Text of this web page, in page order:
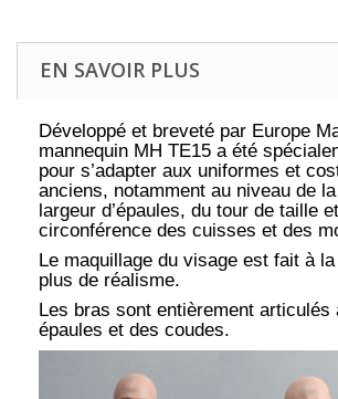
EN SAVOIR PLUS
Développé et breveté par Europe
mannequin MH TE15 a été
pour s’adapter aux uniformes et
anciens, notamment au niveau de
largeur d’épaules, du tour de taille
circonférence des cuisses et des
Le maquillage du visage est fait à
plus de réalisme.
Les bras sont entièrement articulés
épaules et des coudes.